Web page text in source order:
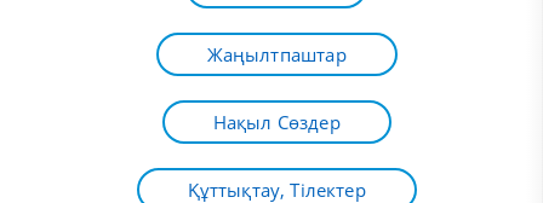
Жаңылтпаштар
Нақыл Сөздер
Құттықтау, Тілектер